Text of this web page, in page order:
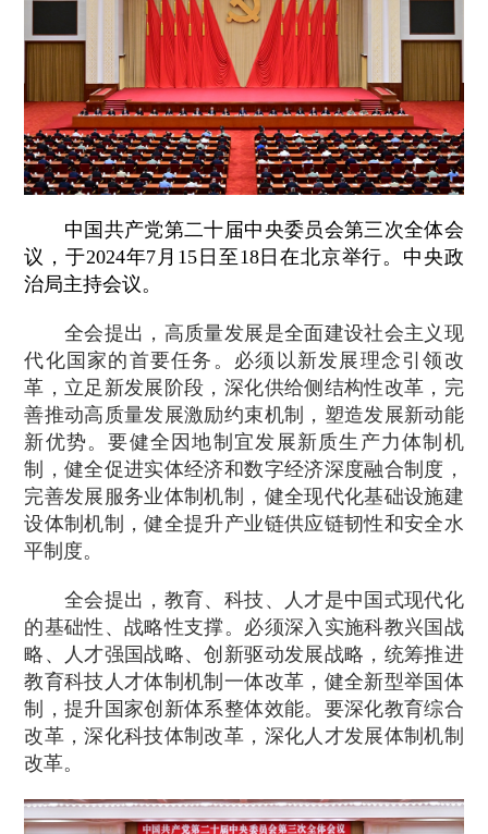
中国共产党第二十届中央委员会第三次全体会
议，于2024年7月15日至18日在北京举行。中央政
治局主持会议。
全会提出，高质量发展是全面建设社会主义现
代化国家的首要任务。必须以新发展理念引领改
革，立足新发展阶段，深化供给侧结构性改革，完
善推动高质量发展激励约束机制，塑造发展新动能
新优势。要健全因地制宜发展新质生产力体制机
制，健全促进实体经济和数字经济深度融合制度，
完善发展服务业体制机制，健全现代化基础设施建
设体制机制，健全提升产业链供应链韧性和安全水
平制度。
全会提出，教育、科技、人才是中国式现代化
的基础性、战略性支撑。必须深入实施科教兴国战
略、人才强国战略、创新驱动发展战略，统筹推进
教育科技人才体制机制一体改革，健全新型举国体
制，提升国家创新体系整体效能。要深化教育综合
改革，深化科技体制改革，深化人才发展体制机制
改革。